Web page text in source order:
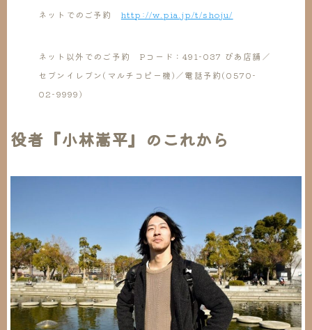
ネットでのご予約 http://w.pia.jp/t/shoju/
ネット以外でのご予約 Pコード：491-037 ぴあ店舗／
セブンイレブン(マルチコピー機)／電話予約(0570-
02-9999)
役者『小林嵩平』のこれから